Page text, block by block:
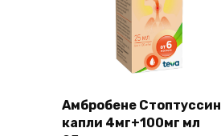
Амбробене Стоптуссин
капли 4мг+100мг мл